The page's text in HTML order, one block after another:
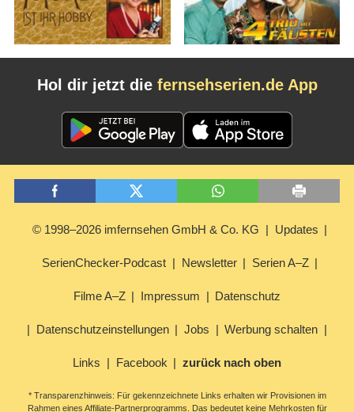
Hol dir jetzt die fernsehserien.de App
© 1998–2026 imfernsehen GmbH & Co. KG Updates
SerienChecker-Podcast Newsletter Serien A–Z
Filme A–Z Impressum Datenschutz
Datenschutzeinstellungen Jobs Werbung schalten
Links Facebook zurück nach oben
* Transparenzhinweis: Für gekennzeichnete Links erhalten wir Provisionen im
Rahmen eines Affiliate-Partnerprogramms. Das bedeutet keine Mehrkosten für